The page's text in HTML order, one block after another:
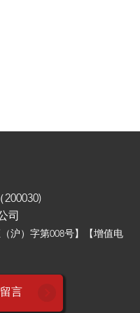
司
沪）字第008号】【增值电
言